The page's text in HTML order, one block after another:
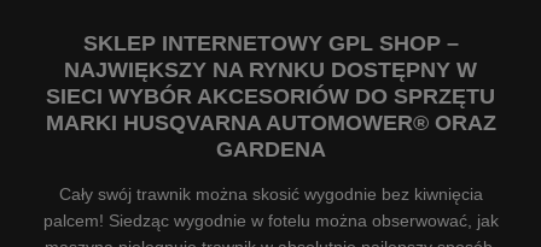
SKLEP INTERNETOWY GPL SHOP –
NAJWIĘKSZY NA RYNKU DOSTĘPNY W
SIECI WYBÓR AKCESORIÓW DO SPRZĘTU
MARKI HUSQVARNA AUTOMOWER® ORAZ
GARDENA
Cały swój trawnik można skosić wygodnie bez kiwnięcia
palcem! Siedząc wygodnie w fotelu można obserwować, jak